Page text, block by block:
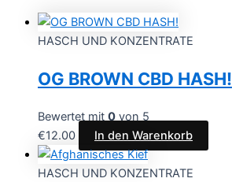
HASCH UND KONZENTRATE
OG BROWN CBD HASH!
Bewertet mit 0 von 5
€12.00 In den Warenkorb
HASCH UND KONZENTRATE